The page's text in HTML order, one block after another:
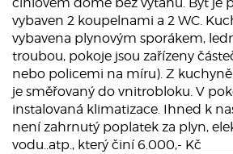
vybaven 2 koupelnami a 2 WC.
vybavena plynovým sporákem,
troubou, pokoje jsou zařízeny
nebo policemi na míru). Z
je směřovaný do vnitrobloku. V
instalovaná klimatizace. Ihned k
není zahrnutý poplatek za plyn,
vodu..atp., který činí 6.000,- Kč